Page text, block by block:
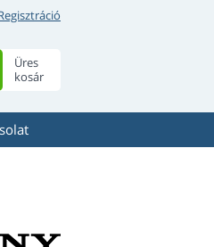
Üres
kosár